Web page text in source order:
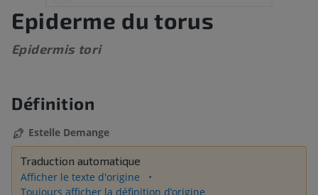
Epiderme du torus
Epidermis tori
Définition
Estelle Demange
Traduction automatique
Afficher le texte d'origine
Toujours afficher la définition d’origine